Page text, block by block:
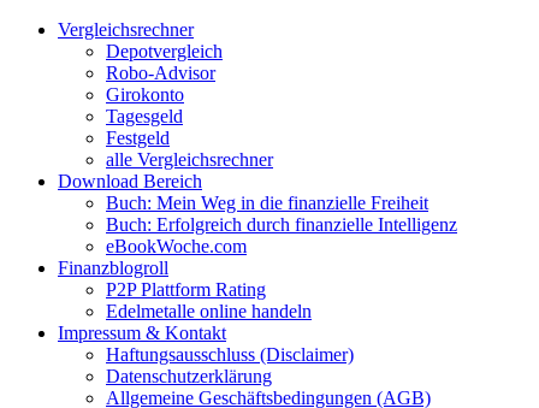
Zum
Facebook
Twitter
Instagram
Pinterest
YouTubeVergleichsrechner
Depotvergleich
Robo-Advisor
Girokonto
Tagesgeld
Festgeld
alle Vergleichsrechner
Download Bereich
Buch: Mein Weg in die finanzielle Freiheit
Buch: Erfolgreich durch finanzielle Intelligenz
eBookWoche.com
Finanzblogroll
P2P Plattform Rating
Edelmetalle online handeln
Impressum & Kontakt
Haftungsausschluss (Disclaimer)
Datenschutzerklärung
Allgemeine Geschäftsbedingungen (AGB)